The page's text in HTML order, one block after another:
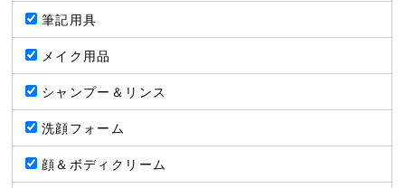
筆記用具
メイク用品
シャンプー＆リンス
洗顔フォーム
顔＆ボディクリーム